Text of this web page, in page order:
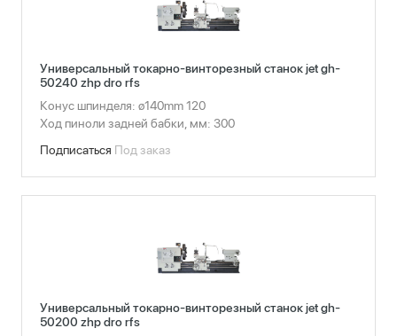
Универсальный токарно-винторезный станок jet gh-
50240 zhp dro rfs
Конус шпинделя: ø140mm 120
Ход пиноли задней бабки, мм: 300
Подписаться Под заказ
Универсальный токарно-винторезный станок jet gh-
50200 zhp dro rfs